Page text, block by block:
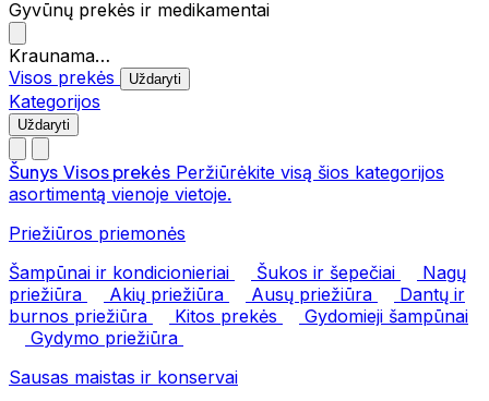
Gyvūnų prekės ir medikamentai
Kraunama…
Visos prekės
Uždaryti
Kategorijos
Uždaryti
Šunys Visos prekės Peržiūrėkite visą šios kategorijos
asortimentą vienoje vietoje.
Priežiūros priemonės
Šampūnai ir kondicionieriai
Šukos ir šepečiai
Nagų
priežiūra
Akių priežiūra Ausų priežiūra
Dantų ir
burnos priežiūra
Kitos prekės
Gydomieji šampūnai
Gydymo priežiūra
Sausas maistas ir konservai